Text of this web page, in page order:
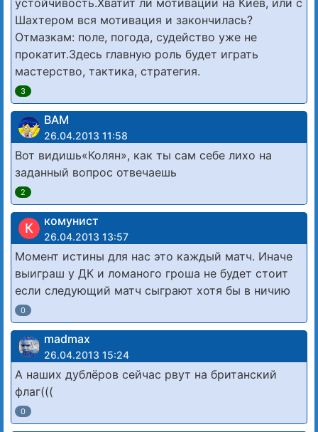
устойчивость.Хватит ли мотивации на Киев, или с
Шахтером вся мотивация и закончилась?
Отмазкам: поле, погода, судейство уже не
прокатит.Здесь главную роль будет играть
мастерство, тактика, стратегия.
3
ВАМ
26.04.2013 11:58
Вот видишь«Колян», как ты сам себе лихо на
заданный вопрос отвечаешь
2
К комунист
26.04.2013 13:57
Момент истины для нас это каждый матч. Иначе
выиграш у ДК и ломаного гроша не будет стоит
если следующий матч сыграют хотя бы в ничию
0
madmax
26.04.2013 15:24
А наших дублёров сейчас рвут на британский
флаг(((
0